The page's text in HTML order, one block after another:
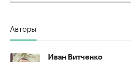
Авторы
Иван Витченко